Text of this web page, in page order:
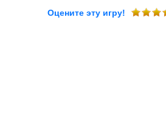
Оцените эту игру!